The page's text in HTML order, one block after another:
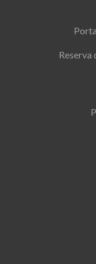
Reserva